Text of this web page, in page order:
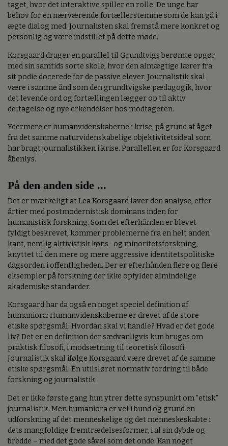
taget, hvor det interaktive spiller en rolle. De unge har
behov for en nærværende fortællerstemme som de kan gå i
ægte dialog med. Journalisten skal fremstå mere konkret og
personlig og være indstillet på dette møde.
Korsgaard drager en parallel til Grundtvigs berømte opgør
med sin samtids sorte skole, hvor den almægtige lærer fra
sit podie docerede for de passive elever. Journalistik skal
være i samme ånd som den grundtvigske pædagogik, hvor
det levende ord og fortællingen lægger op til aktiv
deltagelse og nye erkendelser hos modtageren.
Ydermere er humanvidenskaberne i krise, på grund af åget
fra det samme naturvidenskabelige objektivitetsideal som
har bragt journalistikken i krise. Parallellen er for Korsgaard
åbenlys.
På den anden side ...
Det er mærkeligt at Lea Korsgaard laver den analyse, efter
årtier med postmodernistisk dominans inden for
humanistisk forskning. Som det efterhånden er blevet
fyldigt beskrevet, kommer problemerne fra en helt anden
kant, nemlig aktivistisk køns- og minoritetsforskning,
knyttet til den mere og mere aggressive identitetspolitiske
dagsorden i offentligheden. Der er efterhånden flere og flere
eksempler på forskning der ikke opfylder almindelige
akademiske standarder.
Korsgaard har da også en noget speciel definition af
humaniora: Humanvidenskaberne er drevet af de store
etiske spørgsmål: Hvordan skal vi handle? Hvad er det gode
liv? Det er en definition der sædvanligvis kun bruges om
praktisk filosofi, i modsætning til teoretisk filosofi.
Journalistik skal ifølge Korsgaard være drevet af de samme
etiske spørgsmål. En utilsløret normativ fordring til både
forskning og journalistik.
Det er ikke første gang hun ytrer dette synspunkt om ”etisk”
journalistik. Men humaniora er vel i bund og grund en
udforskning af det menneskelige og det menneskeskabte i
dets mangfoldige fremtrædelsesformer, i al sin dybde og
bredde – med det gode såvel som det onde. Kan noget